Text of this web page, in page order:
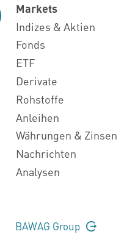
Markets
Indizes & Aktien
Fonds
ETF
Derivate
Rohstoffe
Anleihen
Währungen & Zinsen
Nachrichten
Analysen
BAWAG Group